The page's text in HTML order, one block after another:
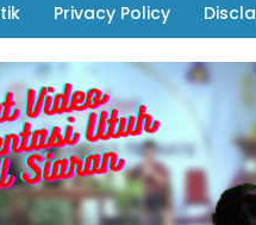
Privacy Policy